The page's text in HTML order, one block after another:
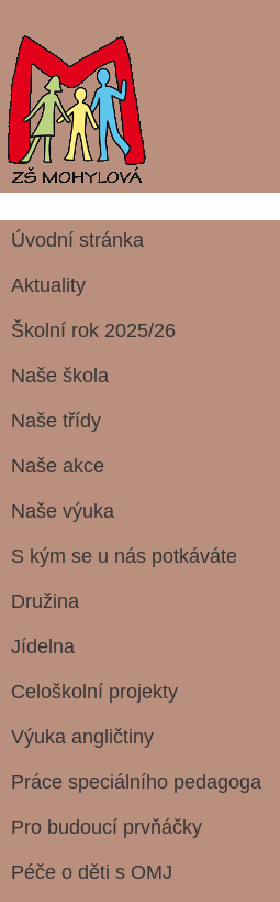
Úvodní stránka
Aktuality
Školní rok 2025/26
Naše škola
Naše třídy
Naše akce
Naše výuka
S kým se u nás potkáváte
Družina
Jídelna
Celoškolní projekty
Výuka angličtiny
Práce speciálního pedagoga
Pro budoucí prvňáčky
Péče o děti s OMJ